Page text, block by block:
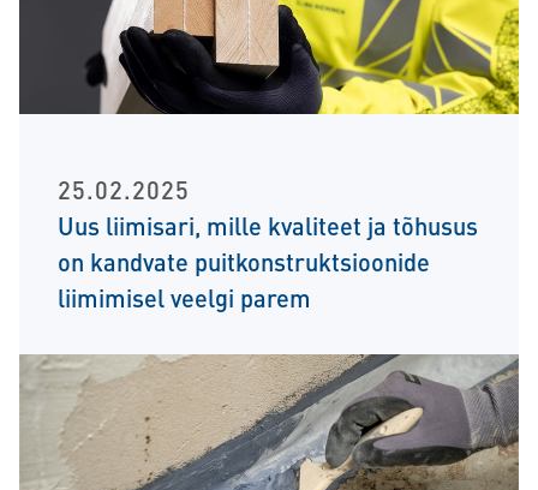
25.02.2025
Uus liimisari, mille kvaliteet ja tõhusus
on kandvate puitkonstruktsioonide
liimimisel veelgi parem